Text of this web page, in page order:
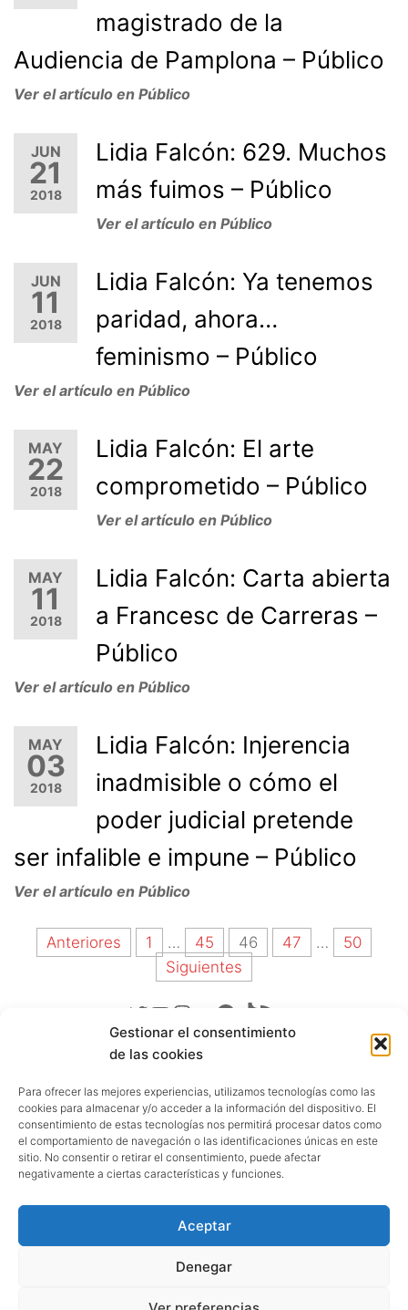
Gestionar el consentimiento
de las cookies
Para ofrecer las mejores experiencias, utilizamos tecnologías como las
cookies para almacenar y/o acceder a la información del dispositivo. El
consentimiento de estas tecnologías nos permitirá procesar datos como
el comportamiento de navegación o las identificaciones únicas en este
sitio. No consentir o retirar el consentimiento, puede afectar
negativamente a ciertas características y funciones.
Aceptar
Denegar
magistrado de la
Audiencia de Pamplona – Público
Ver el artículo en Público
JUN
21
2018
Lidia Falcón: 629. Muchos
más fuimos – Público
Ver el artículo en Público
JUN
11
2018
Lidia Falcón: Ya tenemos
paridad, ahora…
feminismo – Público
Ver el artículo en Público
MAY
22
2018
Lidia Falcón: El arte
comprometido – Público
Ver el artículo en Público
MAY
11
2018
Lidia Falcón: Carta abierta
a Francesc de Carreras –
Público
Ver el artículo en Público
MAY
03
2018
Lidia Falcón: Injerencia
inadmisible o cómo el
poder judicial pretende
ser infalible e impune – Público
Ver el artículo en Público
Paginación
Anteriores 1 … 45 46 47 …
50
Siguientes
Twitter
YouTube
Instagram
Telegram
Facebook
TikTok
Feed RSS
Documentos
Artículos
Comunicados